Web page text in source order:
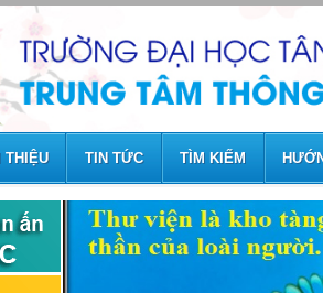
THIỆU TIN TỨC TÌM KIẾM